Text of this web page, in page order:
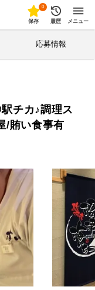
0
保存 履歴 メニュー
応募情報
チカ♪調理ス
/賄い食事有